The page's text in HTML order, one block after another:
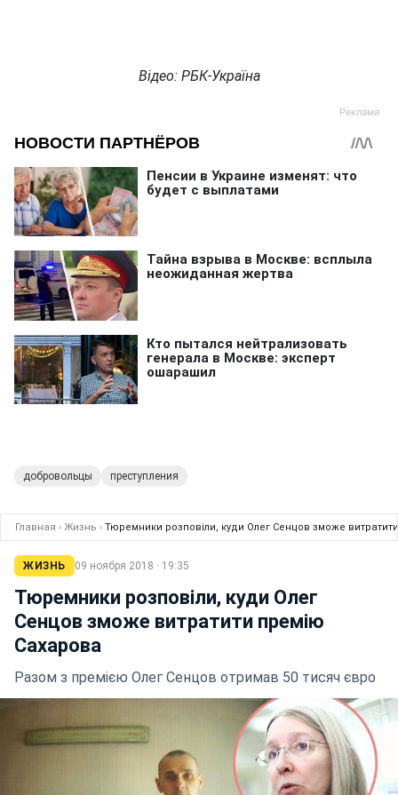
Відео: РБК-Україна
добровольцы преступления
Главная › Жизнь › Тюремники розповіли, куди Олег Сенцов зможе
ЖИЗНЬ 09 ноября 2018 · 19:35
Тюремники розповіли, куди Олег
Сенцов зможе витратити премію
Сахарова
Разом з премією Олег Сенцов отримав 50 тисяч євро